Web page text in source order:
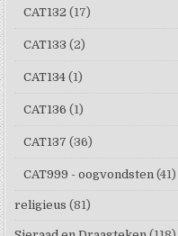
CAT132 (17)
CAT133 (2)
CAT134 (1)
CAT136 (1)
CAT137 (36)
CAT999 - oogvondsten (41)
religieus (81)